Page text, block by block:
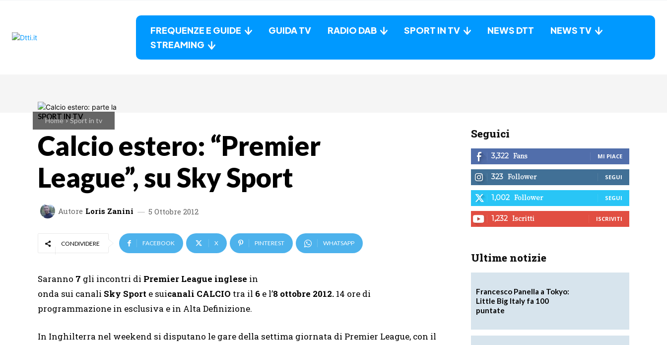
FREQUENZE E GUIDE GUIDA TV RADIO DAB SPORT IN TV NEWS DTT
NEWS TV
STREAMING
Home Sport in tv
SPORT IN TV
Calcio estero: “Premier
League”, su Sky Sport
Autore Loris Zanini 5 Ottobre 2012
CONDIVIDERE FACEBOOK X PINTEREST WHATSAPP
Saranno 7 gli incontri di Premier League inglese in
onda sui canali Sky Sport e suicanali CALCIO tra il 6 e l’8 ottobre 2012. 14 ore di
programmazione in esclusiva e in Alta Definizione.
In Inghilterra nel weekend si disputano le gare della settima giornata di Premier League, con il
Seguici
3,322 Fans MI PIACE
323 Follower SEGUI
1,002 Follower SEGUI
1,232 Iscritti ISCRIVITI
Ultime notizie
Francesco Panella a Tokyo:
Little Big Italy fa 100
puntate